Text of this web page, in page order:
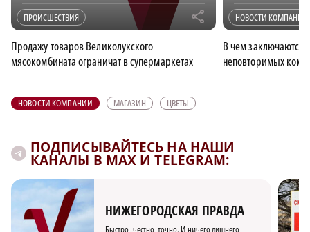
ПРОИСШЕСТВИЯ r
Продажу товаров Великолукского
мясокомбината ограничат в супермаркетах
НОВОСТИ КОМПАНИИ
В чем заключаются
неповторимых
НОВОСТИ КОМПАНИИ МАГАЗИН ЦВЕТЫ
ПОДПИСЫВАЙТЕСЬ НА НАШИ
КАНАЛЫ В MAX И TELEGRAM:
НИЖЕГОРОДСКАЯ ПРАВДА
Быстро, честно, точно. И ничего лишнего